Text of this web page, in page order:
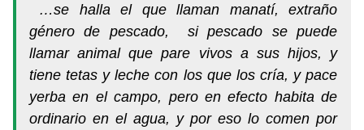
…se halla el que llaman manatí, extraño
género de pescado, si pescado se puede
llamar animal que pare vivos a sus hijos, y
tiene tetas y leche con los que los cría, y pace
yerba en el campo, pero en efecto habita de
ordinario en el agua, y por eso lo comen por